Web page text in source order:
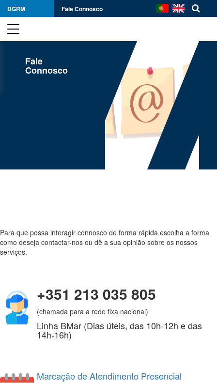
DGRM Fale Connosco
Fale
Connosco
Para que possa interagir connosco de forma rápida escolha a forma
como deseja contactar-nos ou dê a sua opinião sobre os nossos
serviços.
+351 213 035 805
(chamada para a rede fixa nacional)
Linha BMar (Dias úteis, das 10h-12h e das
14h-16h)
Marcação de Atendimento Presencial